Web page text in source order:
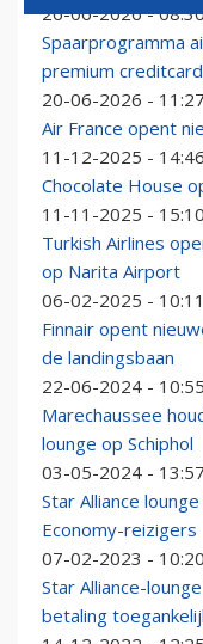
26-06-2026 -
Spaarprogramma
premium
20-06-2026 - 11:27
Air France opent
11-12-2025 - 14:46
Chocolate House
11-11-2025 - 15:10
Turkish Airlines
op Narita Airport
06-02-2025 - 10:11
Finnair opent
de landingsbaan
22-06-2024 - 10:55
Marechaussee
lounge op Schiphol
03-05-2024 - 13:57
Star Alliance
Economy-reizigers
07-02-2023 - 10:20
Star Alliance-
betaling